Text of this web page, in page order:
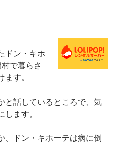
ドン・キホ
で暮らさ
す。
と話しているところで、気
ます。
、ドン・キホーテは病に倒